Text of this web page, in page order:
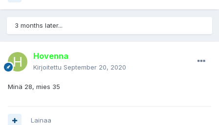
3 months later...
Hovenna
Kirjoitettu September 20, 2020
Minä 28, mies 35
Lainaa